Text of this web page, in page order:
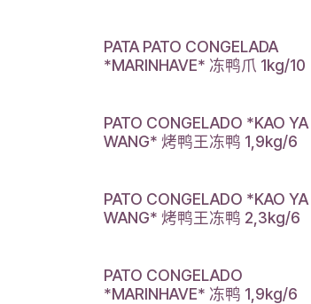
PATA PATO CONGELADA
*MARINHAVE* 冻鸭爪 1kg/10
PATO CONGELADO *KAO YA
WANG* 烤鸭王冻鸭 1,9kg/6
PATO CONGELADO *KAO YA
WANG* 烤鸭王冻鸭 2,3kg/6
PATO CONGELADO
*MARINHAVE* 冻鸭 1,9kg/6